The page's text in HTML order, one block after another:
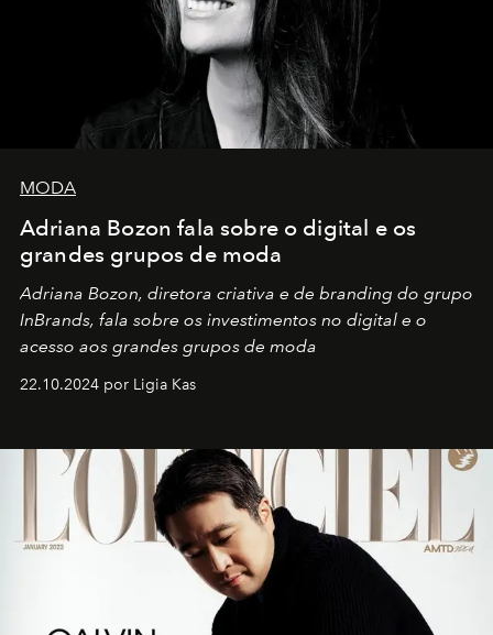
MODA
Adriana Bozon fala sobre o digital e os
grandes grupos de moda
Adriana Bozon, diretora criativa e de branding do grupo
InBrands, fala sobre os investimentos no digital e o
acesso aos grandes grupos de moda
22.10.2024 por Ligia Kas